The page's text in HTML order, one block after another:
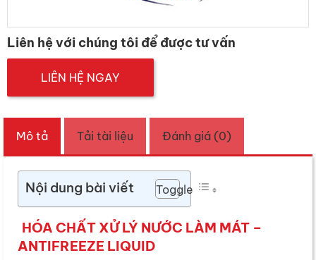
Liên hệ với chúng tôi để được tư vấn
LIÊN HỆ NGAY
Mô tả Tải tài liệu Đánh giá (0)
Nội dung bài viết Toggle
HÓA CHẤT XỬ LÝ NƯỚC LÀM MÁT –
ANTIFREEZE LIQUID